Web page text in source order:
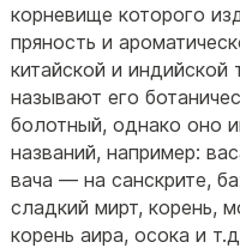
корневище которого
пряность и
китайской и индийской
называют его
болотный, однако оно
названий, например:
вача — на санскрите,
сладкий мирт, корень,
корень аира, осока и